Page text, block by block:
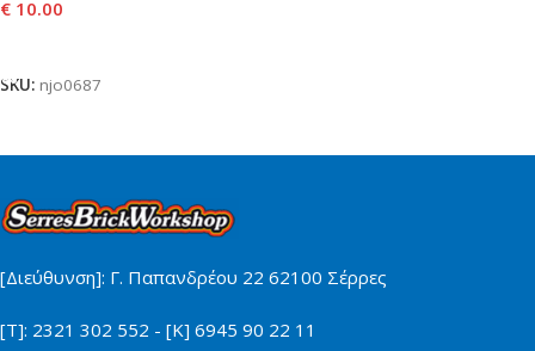
€ 10.00
SKU: njo0687
[Διεύθυνση]: Γ. Παπανδρέου 22 62100 Σέρρες
[Τ]: 2321 302 552 - [Κ] 6945 90 22 11